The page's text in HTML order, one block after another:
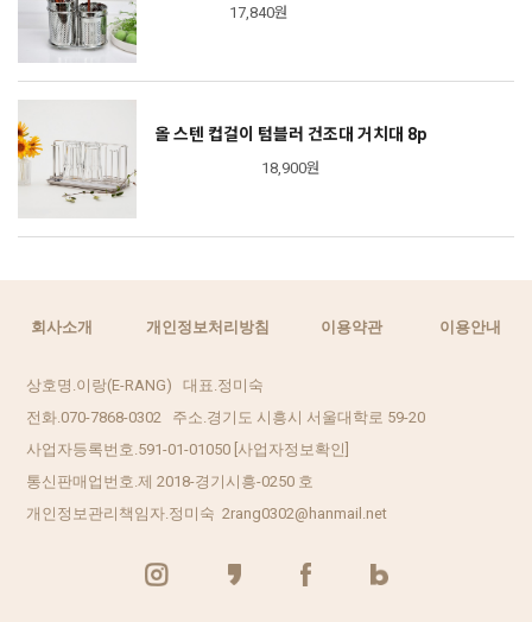
17,840원
올 스텐 컵걸이 텀블러 건조대 거치대 8p
18,900원
회사소개 개인정보처리방침 이용약관 이용안내
상호명.이랑(E-RANG) 대표.정미숙
전화.070-7868-0302 주소.경기도 시흥시 서울대학로 59-20
사업자등록번호.591-01-01050 [사업자정보확인]
통신판매업번호.제 2018-경기시흥-0250 호
개인정보관리책임자.정미숙 2rang0302@hanmail.net